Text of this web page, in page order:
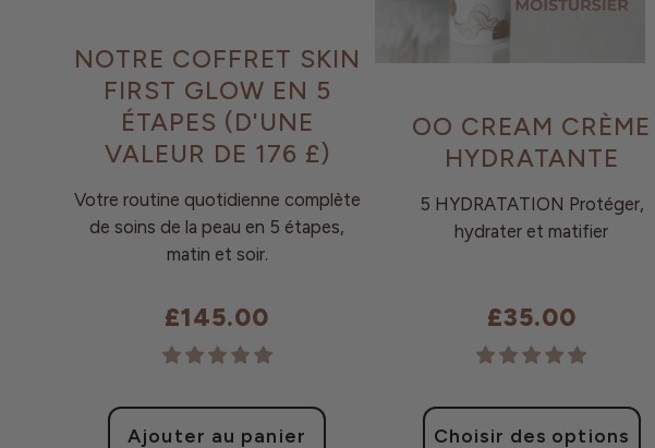
NOTRE COFFRET SKIN
FIRST GLOW EN 5
ÉTAPES (D'UNE
VALEUR DE 176 £)
Votre routine quotidienne complète
de soins de la peau en 5 étapes,
matin et soir.
Prix
habituel
£145.00
Ajouter au panier
OO CREAM CRÈME
HYDRATANTE
5 HYDRATATION Protéger,
hydrater et matifier
£35.00
Choisir des options